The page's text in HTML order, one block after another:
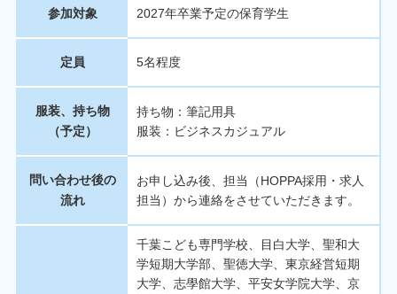
参加対象 2027年卒業予定の保育学生
定員 5名程度
服装、持ち物
（予定）
持ち物：筆記用具
服装：ビジネスカジュアル
問い合わせ後の
流れ
お申し込み後、担当（HOPPA採用・求人
担当）から連絡をさせていただきます。
千葉こども専門学校、目白大学、聖和大
学短期大学部、聖徳大学、東京経営短期
大学、志學館大学、平安女学院大学、京